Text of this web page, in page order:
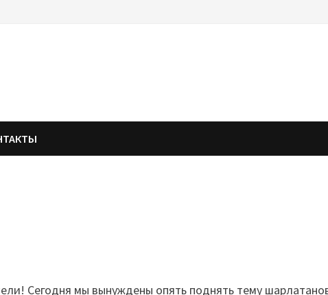
Сегодня мы вынуждены опять поднять тему